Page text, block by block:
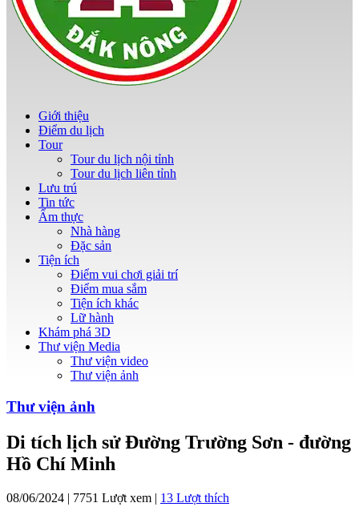
Giới thiệu
Điểm du lịch
Tour
Tour du lịch nội tỉnh
Tour du lịch liên tỉnh
Lưu trú
Tin tức
Ẩm thực
Nhà hàng
Đặc sản
Tiện ích
Điểm vui chơi giải trí
Điểm mua sắm
Tiện ích khác
Lữ hành
Khám phá 3D
Thư viện Media
Thư viện video
Thư viện ảnh
Thư viện ảnh
Di tích lịch sử Đường Trường Sơn - đường
Hồ Chí Minh
08/06/2024 | 7751 Lượt xem | 13 Lượt thích